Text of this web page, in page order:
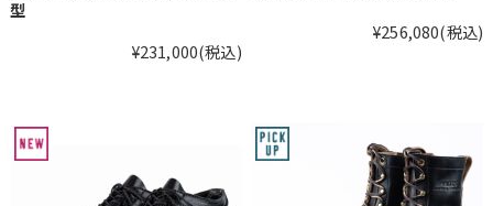
型
¥231,000(税込)
¥256,080(税込)